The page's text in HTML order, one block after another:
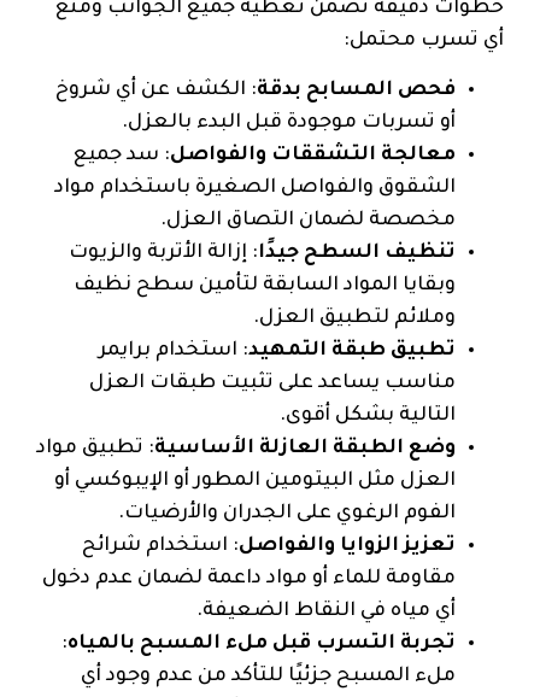
خطوات دقيقة تضمن تغطية جميع الجوانب ومنع
أي تسرب محتمل:
فحص المسابح بدقة: الكشف عن أي شروخ
أو تسربات موجودة قبل البدء بالعزل.
معالجة التشققات والفواصل: سد جميع
الشقوق والفواصل الصغيرة باستخدام مواد
مخصصة لضمان التصاق العزل.
تنظيف السطح جيدًا: إزالة الأتربة والزيوت
وبقايا المواد السابقة لتأمين سطح نظيف
وملائم لتطبيق العزل.
تطبيق طبقة التمهيد: استخدام برايمر
مناسب يساعد على تثبيت طبقات العزل
التالية بشكل أقوى.
وضع الطبقة العازلة الأساسية: تطبيق مواد
العزل مثل البيتومين المطور أو الإيبوكسي أو
الفوم الرغوي على الجدران والأرضيات.
تعزيز الزوايا والفواصل: استخدام شرائح
مقاومة للماء أو مواد داعمة لضمان عدم دخول
أي مياه في النقاط الضعيفة.
تجربة التسرب قبل ملء المسبح بالمياه:
ملء المسبح جزئيًا للتأكد من عدم وجود أي